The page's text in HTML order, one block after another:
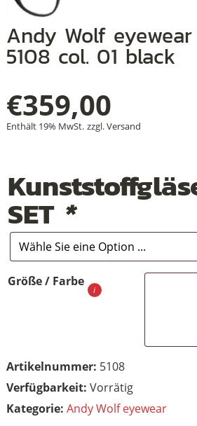
Andy Wolf eyewear Frame
5108 col. 01 black
€359,00
Enthält 19% MwSt. zzgl.Versand
SET *
Größe / Farbe
Artikelnummer: 5108
Vorrätig
Kategorie: Andy Wolf eyewear
+
+